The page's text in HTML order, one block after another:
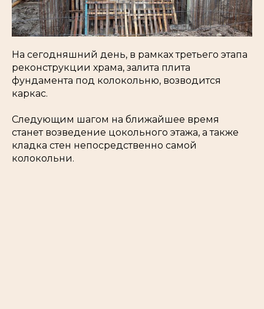
На сегодняшний день, в рамках третьего этапа
реконструкции храма, залита плита
фундамента под колокольню, возводится
каркас.
Следующим шагом на ближайшее время
станет возведение цокольного этажа, а также
кладка стен непосредственно самой
колокольни.